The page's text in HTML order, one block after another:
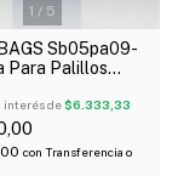
1 / 5
Sb05pa09-
Para Palillos
interés de$6.333,33
con Transferencia o